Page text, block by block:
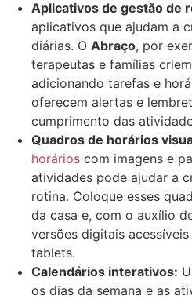
Aplicativos de gestão de
aplicativos que ajudam a
diárias. O Abraço, por
terapeutas e famílias
adicionando tarefas e
oferecem alertas e
cumprimento das
Quadros de horários
horários com imagens e
atividades pode ajudar a
rotina. Coloque esses
da casa e, com o auxílio
versões digitais
tablets.
Calendários interativos:
os dias da semana e as